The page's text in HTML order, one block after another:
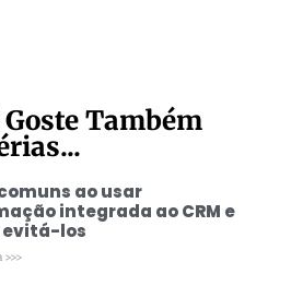
Também
ao usar
integrada ao CRM e
evitá-los
>>>